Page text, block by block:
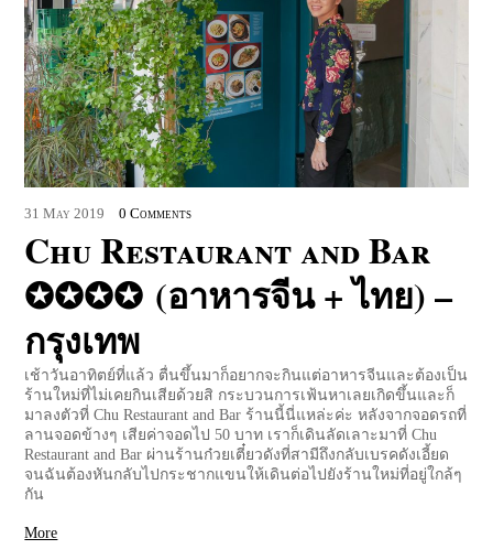
31 May 2019 0 Comments
Chu Restaurant and Bar
✪✪✪✪ (อาหารจีน + ไทย) –
กรุงเทพ
เช้าวันอาทิตย์ที่แล้ว ตื่นขึ้นมาก็อยากจะกินแต่อาหารจีนและต้องเป็น
ร้านใหม่ที่ไม่เคยกินเสียด้วยสิ กระบวนการเฟ้นหาเลยเกิดขึ้นและก็
มาลงตัวที่ Chu Restaurant and Bar ร้านนี้นี่แหล่ะค่ะ หลังจากจอดรถที่
ลานจอดข้างๆ เสียค่าจอดไป 50 บาท เราก็เดินลัดเลาะมาที่ Chu
Restaurant and Bar ผ่านร้านก๋วยเตี๋ยวดังที่สามีถึงกลับเบรคดังเอี้ยด
จนฉันต้องหันกลับไปกระชากแขนให้เดินต่อไปยังร้านใหม่ที่อยู่ใกล้ๆ
กัน
More